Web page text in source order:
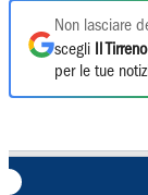
Non lasciare
scegli
Il Tirreno
per le tue